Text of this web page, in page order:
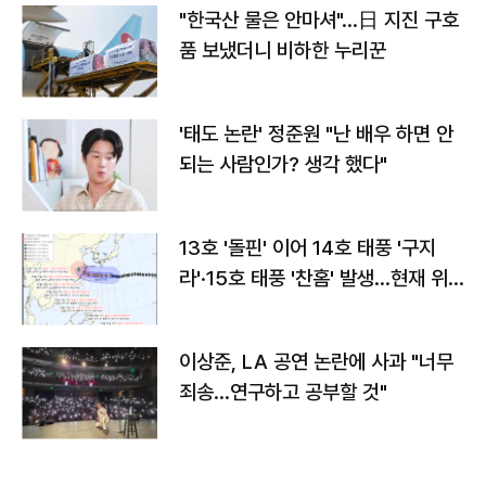
"한국산 물은 안마셔"…日 지진 구호
품 보냈더니 비하한 누리꾼
'태도 논란' 정준원 "난 배우 하면 안
되는 사람인가? 생각 했다"
13호 '돌핀' 이어 14호 태풍 '구지
라'·15호 태풍 '찬홈' 발생…현재 위
이상준, LA 공연 논란에 사과 "너무
죄송…연구하고 공부할 것"